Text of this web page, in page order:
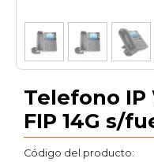
Telefono IP
FIP 14G s/
Código del producto: